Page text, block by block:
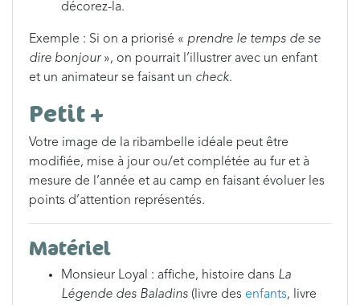
décorez-la.
Exemple : Si on a priorisé « prendre le temps de se
dire bonjour», on pourrait l’illustrer avec un enfant
et un animateur se faisant un check.
Petit +
Votre image de la ribambelle idéale peut être
modifiée, mise à jour ou/et complétée au fur et à
mesure de l’année et au camp en faisant évoluer les
points d’attention représentés.
Matériel
Monsieur Loyal : affiche, histoire dans La
Légende des Baladins (livre des enfants, livre